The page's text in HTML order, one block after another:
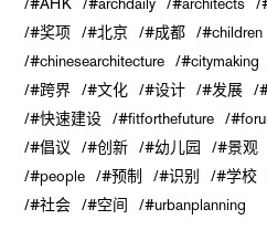
#奖项
#北京 #成都 #children
#chinesearchitecture
#citymaking
#跨界
#文化 #设计 #发展
#快速建设
#fitforthefuture
#倡议
#创新 #幼儿园 #景观
#people
#预制 #识别 #学校
#社会
#空间 #urbanplanning